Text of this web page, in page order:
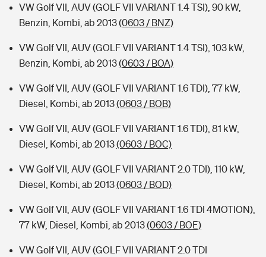
VW Golf VII, AUV (GOLF VII VARIANT 1.4 TSI), 90 kW,
Benzin, Kombi, ab 2013(0603 / BNZ)
VW Golf VII, AUV (GOLF VII VARIANT 1.4 TSI), 103 kW,
Benzin, Kombi, ab 2013(0603 / BOA)
VW Golf VII, AUV (GOLF VII VARIANT 1.6 TDI), 77 kW,
Diesel, Kombi, ab 2013(0603 / BOB)
VW Golf VII, AUV (GOLF VII VARIANT 1.6 TDI), 81 kW,
Diesel, Kombi, ab 2013(0603 / BOC)
VW Golf VII, AUV (GOLF VII VARIANT 2.0 TDI), 110 kW,
Diesel, Kombi, ab 2013(0603 / BOD)
VW Golf VII, AUV (GOLF VII VARIANT 1.6 TDI 4MOTION),
77 kW, Diesel, Kombi, ab 2013(0603 / BOE)
VW Golf VII, AUV (GOLF VII VARIANT 2.0 TDI